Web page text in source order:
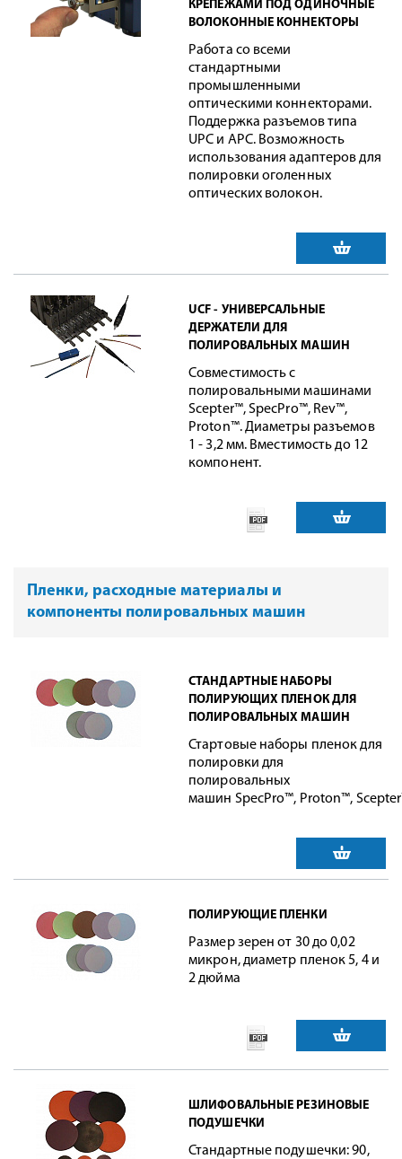
КРЕПЕЖАМИ ПОД ОДИНОЧНЫЕ
ВОЛОКОННЫЕ КОННЕКТОРЫ
Работа со всеми
стандартными
промышленными
оптическими коннекторами.
Поддержка разъемов типа
UPC и APC. Возможность
использования адаптеров для
полировки оголенных
оптических волокон.
UCF - УНИВЕРСАЛЬНЫЕ
ДЕРЖАТЕЛИ ДЛЯ
ПОЛИРОВАЛЬНЫХ МАШИН
Совместимость с
полировальными машинами
Scepter™, SpecPro™, Rev™,
Proton™. Диаметры разъемов
1 - 3,2 мм. Вместимость до 12
компонент.
Пленки, расходные материалы и
компоненты полировальных машин
СТАНДАРТНЫЕ НАБОРЫ
ПОЛИРУЮЩИХ ПЛЕНОК ДЛЯ
ПОЛИРОВАЛЬНЫХ МАШИН
Стартовые наборы пленок для
полировки для
полировальных
машин SpecPro™, Proton™,
ПОЛИРУЮЩИЕ ПЛЕНКИ
Размер зерен от 30 до 0,02
микрон, диаметр пленок 5, 4 и
2 дюйма
ШЛИФОВАЛЬНЫЕ РЕЗИНОВЫЕ
ПОДУШЕЧКИ
Стандартные подушечки: 90,